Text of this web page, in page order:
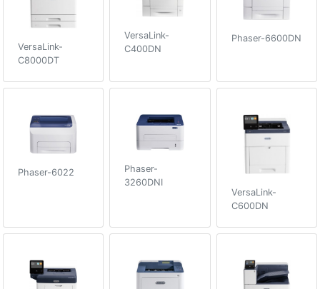
VersaLink-
C8000DT
VersaLink-
C400DN
Phaser-6600DN
Phaser-6022
Phaser-
3260DNI
VersaLink-
C600DN